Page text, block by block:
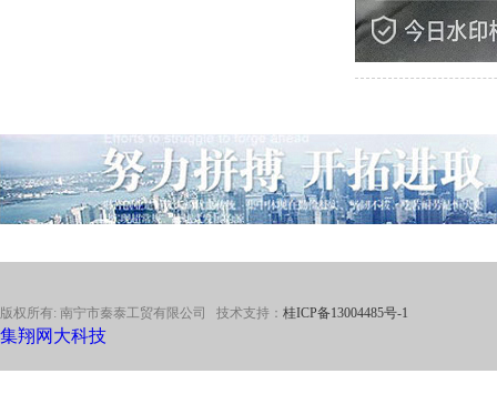
版权所有: 南宁市秦泰工贸有限公司 技术支持： 桂ICP备13004485号-1
集翔网大科技